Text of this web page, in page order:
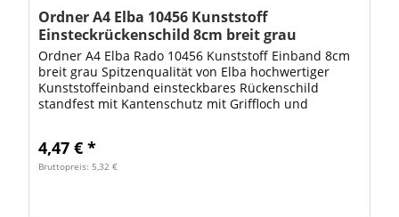
Ordner A4 Elba 10456 Kunststoff
Einsteckrückenschild 8cm breit grau
Ordner A4 Elba Rado 10456 Kunststoff Einband 8cm
breit grau Spitzenqualität von Elba hochwertiger
Kunststoffeinband einsteckbares Rückenschild
standfest mit Kantenschutz mit Griffloch und
4,47 € *
Bruttopreis: 5,32 €